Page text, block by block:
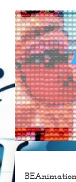
BEAnimation